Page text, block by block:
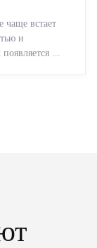
чаще встает
и
...